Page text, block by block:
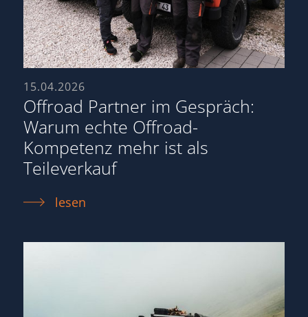
15.04.2026
Offroad Partner im Gespräch:
Warum echte Offroad-
Kompetenz mehr ist als
Teileverkauf
lesen